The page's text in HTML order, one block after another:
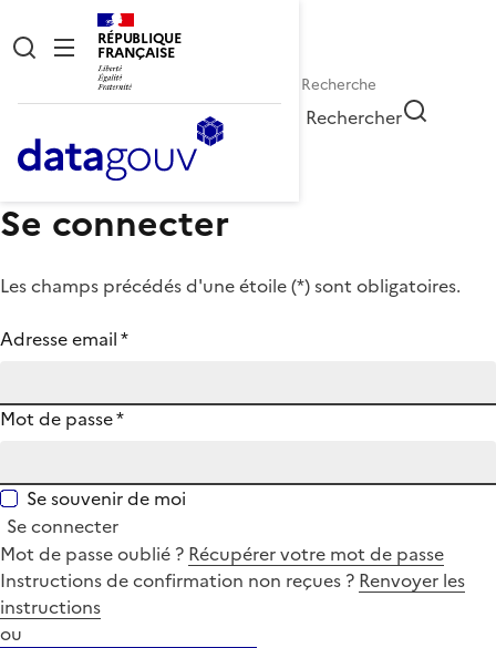
RÉPUBLIQUE
FRANÇAISE
Rechercher
Se connecter
Les champs précédés d'une étoile (*) sont obligatoires.
Adresse email*
Mot de passe*
Se souvenir de moi
Se connecter
Mot de passe oublié ? Récupérer votre mot de passe
Instructions de confirmation non reçues ? Renvoyer les
instructions
ou